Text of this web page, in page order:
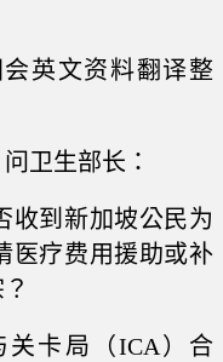
英文资料翻译整
卫生部长：
收到新加坡公民为
医疗费用援助或补
关卡局（ICA）合